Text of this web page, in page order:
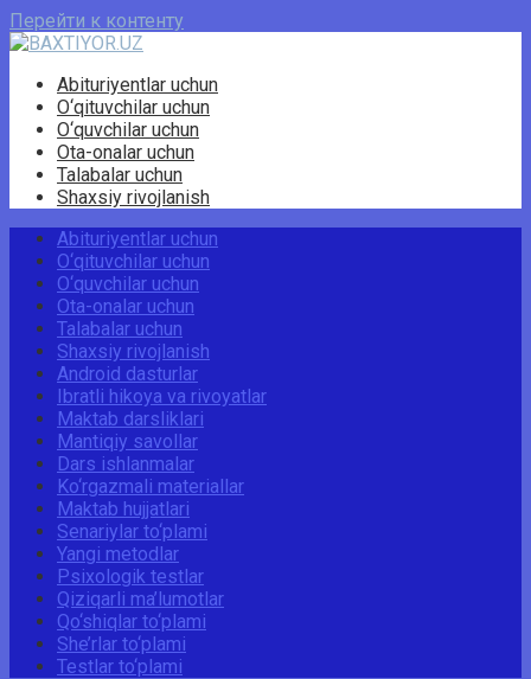
Перейти к контенту
Abituriyentlar uchun
O‘qituvchilar uchun
O‘quvchilar uchun
Ota-onalar uchun
Talabalar uchun
Shaxsiy rivojlanish
Abituriyentlar uchun
O‘qituvchilar uchun
O‘quvchilar uchun
Ota-onalar uchun
Talabalar uchun
Shaxsiy rivojlanish
Android dasturlar
Ibratli hikoya va rivoyatlar
Maktab darsliklari
Mantiqiy savollar
Dars ishlanmalar
Ko‘rgazmali materiallar
Maktab hujjatlari
Senariylar to‘plami
Yangi metodlar
Psixologik testlar
Qiziqarli ma’lumotlar
Qo‘shiqlar to‘plami
She’rlar to‘plami
Testlar to‘plami